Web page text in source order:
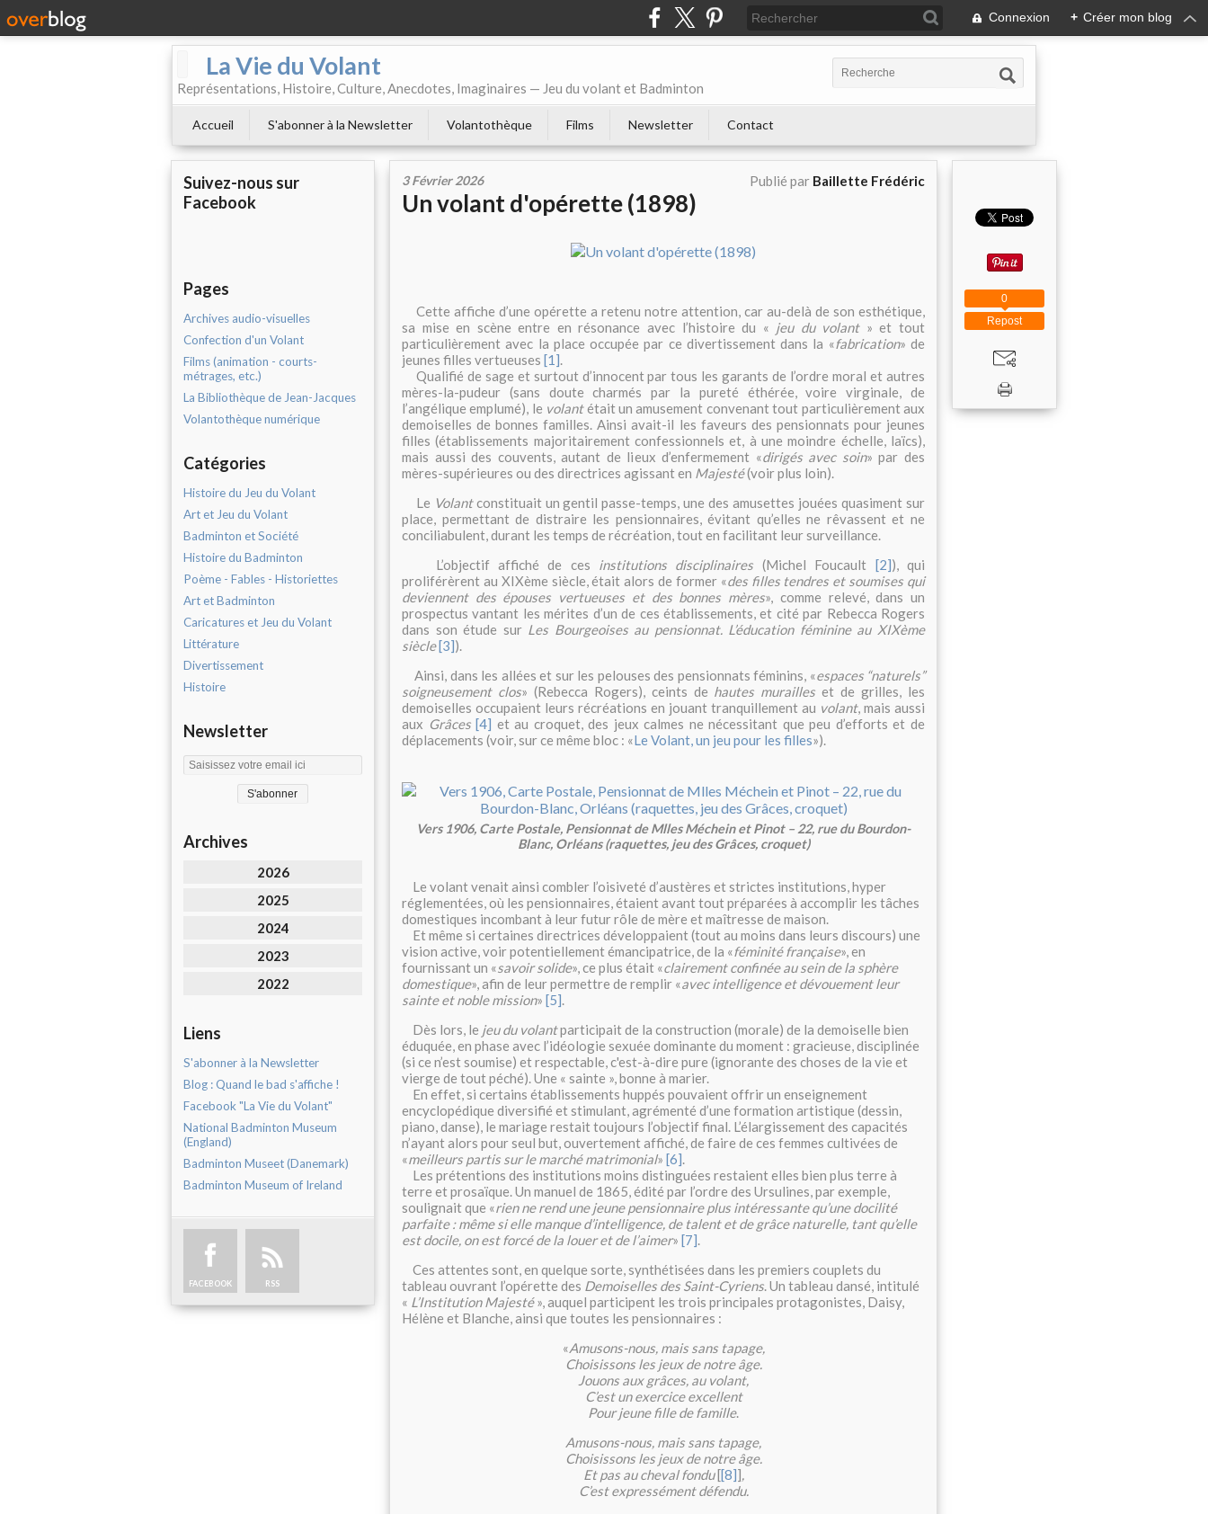
Connexion + Créer mon blog
La Vie du Volant
Représentations, Histoire, Culture, Anecdotes, Imaginaires — Jeu du volant et Badminton
Accueil S'abonner à la Newsletter Volantothèque Films Newsletter Contact
Suivez-nous sur
Facebook
Pages
Archives audio-visuelles
Confection d'un Volant
Films (animation - courts-
métrages, etc.)
La Bibliothèque de Jean-Jacques
Volantothèque numérique
Catégories
Histoire du Jeu du Volant
Art et Jeu du Volant
Badminton et Société
Histoire du Badminton
Poème - Fables - Historiettes
Art et Badminton
Caricatures et Jeu du Volant
Littérature
Divertissement
Histoire
Newsletter
Archives
2026
2025
2024
2023
2022
Liens
S'abonner à la Newsletter
Blog : Quand le bad s'affiche !
Facebook "La Vie du Volant"
National Badminton Museum
(England)
Badminton Museet (Danemark)
Badminton Museum of Ireland
FACEBOOK RSS
3 Février 2026 Publié par Baillette Frédéric
Un volant d'opérette (1898)
Cette affiche d’une opérette a retenu notre attention, car au-delà de son esthétique,
sa mise en scène entre en résonance avec l’histoire du « jeu du volant» et tout
particulièrement avec la place occupée par ce divertissement dans la «fabrication» de
jeunes filles vertueuses [1].
Qualifié de sage et surtout d’innocent par tous les garants de l’ordre moral et autres
mères-la-pudeur (sans doute charmés par la pureté éthérée, voire virginale, de
l’angélique emplumé), le volantétait un amusement convenant tout particulièrement aux
demoiselles de bonnes familles. Ainsi avait-il les faveurs des pensionnats pour jeunes
filles (établissements majoritairement confessionnels et, à une moindre échelle, laïcs),
mais aussi des couvents, autant de lieux d’enfermement «dirigés avec soin» par des
mères-supérieures ou des directrices agissant en Majesté(voir plus loin).
Le Volantconstituait un gentil passe-temps, une des amusettes jouées quasiment sur
place, permettant de distraire les pensionnaires, évitant qu’elles ne rêvassent et ne
conciliabulent, durant les temps de récréation, tout en facilitant leur surveillance.
L’objectif affiché de ces institutions disciplinaires (Michel Foucault [2]), qui
proliférèrent au XIXème siècle, était alors de former «des filles tendres et soumises qui
deviennent des épouses vertueuses et des bonnes mères», comme relevé, dans un
prospectus vantant les mérites d’un de ces établissements, et cité par Rebecca Rogers
dans son étude sur Les Bourgeoises au pensionnat. L’éducation féminine au XIXème
siècle [3]).
Ainsi, dans les allées et sur les pelouses des pensionnats féminins, «espaces “naturels”
soigneusement clos» (Rebecca Rogers), ceints de hautes murailles et de grilles, les
demoiselles occupaient leurs récréations en jouant tranquillement au volant, mais aussi
aux Grâces [4] et au croquet, des jeux calmes ne nécessitant que peu d’efforts et de
déplacements (voir, sur ce même bloc : «Le Volant, un jeu pour les filles»).
Vers 1906, Carte Postale, Pensionnat de Mlles Méchein et Pinot – 22, rue du Bourdon-
Blanc, Orléans (raquettes, jeu des Grâces, croquet)
Le volant venait ainsi combler l’oisiveté d’austères et strictes institutions, hyper
réglementées, où les pensionnaires, étaient avant tout préparées à accomplir les tâches
domestiques incombant à leur futur rôle de mère et maîtresse de maison.
Et même si certaines directrices développaient (tout au moins dans leurs discours) une
vision active, voir potentiellement émancipatrice, de la «féminité française», en
fournissant un «savoir solide», ce plus était «clairement confinée au sein de la sphère
domestique», afin de leur permettre de remplir «avec intelligence et dévouement leur
sainte et noble mission» [5].
Dès lors, le jeu du volantparticipait de la construction (morale) de la demoiselle bien
éduquée, en phase avec l’idéologie sexuée dominante du moment : gracieuse, disciplinée
(si ce n’est soumise) et respectable, c'est-à-dire pure (ignorante des choses de la vie et
vierge de tout péché). Une « sainte », bonne à marier.
En effet, si certains établissements huppés pouvaient offrir un enseignement
encyclopédique diversifié et stimulant, agrémenté d’une formation artistique (dessin,
piano, danse), le mariage restait toujours l’objectif final. L’élargissement des capacités
n’ayant alors pour seul but, ouvertement affiché, de faire de ces femmes cultivées de
«meilleurs partis sur le marché matrimonial» [6].
Les prétentions des institutions moins distinguées restaient elles bien plus terre à
terre et prosaïque. Un manuel de 1865, édité par l’ordre des Ursulines, par exemple,
soulignait que «rien ne rend une jeune pensionnaire plus intéressante qu’une docilité
parfaite : même si elle manque d’intelligence, de talent et de grâce naturelle, tant qu’elle
est docile, on est forcé de la louer et de l’aimer» [7].
Ces attentes sont, en quelque sorte, synthétisées dans les premiers couplets du
tableau ouvrant l’opérette des Demoiselles des Saint-Cyriens. Un tableau dansé, intitulé
« L’Institution Majesté», auquel participent les trois principales protagonistes, Daisy,
Hélène et Blanche, ainsi que toutes les pensionnaires :
«Amusons-nous, mais sans tapage,
Choisissons les jeux de notre âge.
Jouons aux grâces, au volant,
C’est un exercice excellent
Pour jeune fille de famille.
Amusons-nous, mais sans tapage,
Choisissons les jeux de notre âge.
Et pas au cheval fondu [[8]],
C’est expressément défendu.
Repost
0